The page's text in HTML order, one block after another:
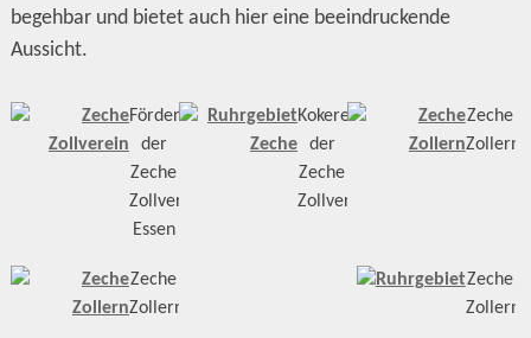
begehbar und bietet auch hier eine beeindruckende
Aussicht.
Förderturm
der
Zeche
Zollverein,
Essen
Kokerei
der
Zeche
Zollverein
Zeche
Zollern
Zeche
Zollern
Zeche
Zollern